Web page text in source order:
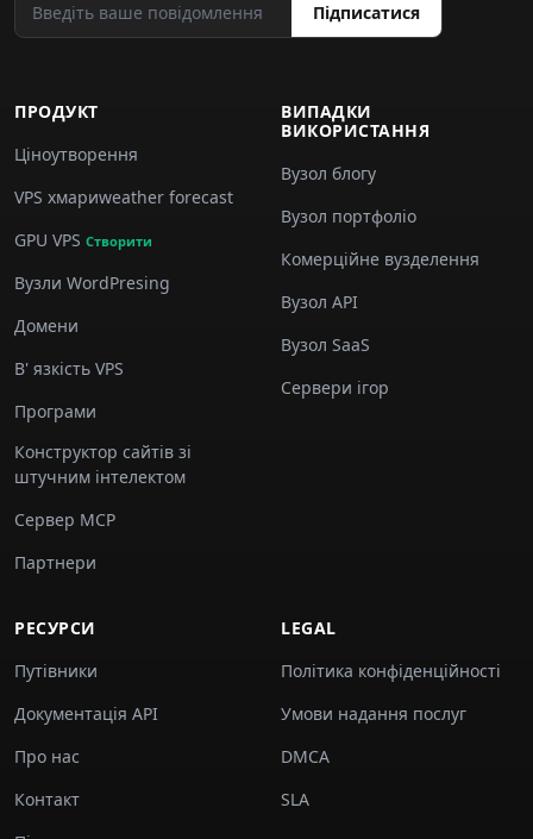
Підписатися
ПРОДУКТ
Ціноутворення
VPS хмариweather forecast
GPU VPS Створити
Вузли WordPresing
Домени
В' язкість VPS
Програми
Конструктор сайтів зі
штучним інтелектом
Сервер MCP
Партнери
ВИПАДКИ
ВИКОРИСТАННЯ
Вузол блогу
Вузол портфоліо
Комерційне вузделення
Вузол API
Вузол SaaS
Сервери ігор
РЕСУРСИ
Путівники
Документація API
Про нас
Контакт
LEGAL
Політика конфіденційності
Умови надання послуг
DMCA
SLA